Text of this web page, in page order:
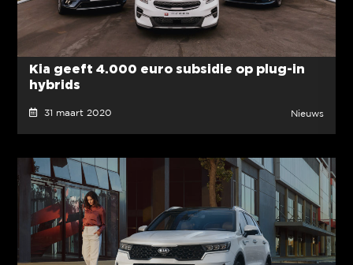
Kia geeft 4.000 euro subsidie op plug-in
hybrids
31 maart 2020 Nieuws